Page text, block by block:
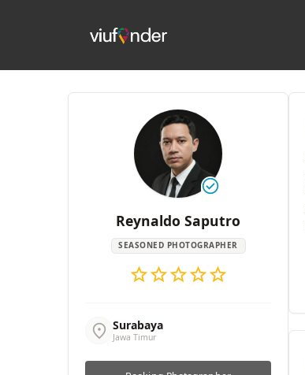
check_circle
Reynaldo Saputro
SEASONED PHOTOGRAPHER
starstarstarstarstar
location_on Surabaya
Jawa Timur